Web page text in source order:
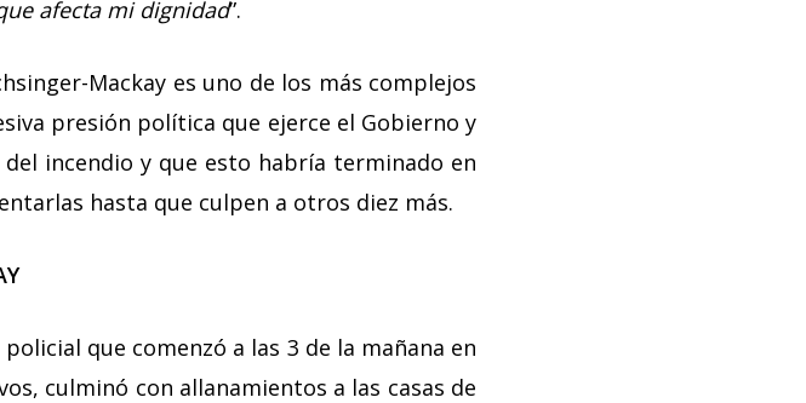
afecta mi dignidad”.
Mackay es uno de los más complejos
presión política que ejerce el Gobierno y
incendio y que esto habría terminado en
hasta que culpen a otros diez más.
que comenzó a las 3 de la mañana en
culminó con allanamientos a las casas de